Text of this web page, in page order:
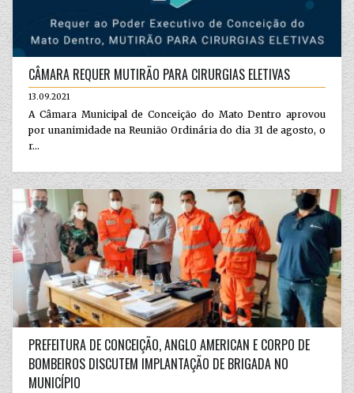
CÂMARA REQUER MUTIRÃO PARA CIRURGIAS ELETIVAS
13.09.2021
A Câmara Municipal de Conceição do Mato Dentro aprovou
por unanimidade na Reunião Ordinária do dia 31 de agosto, o
r...
PREFEITURA DE CONCEIÇÃO, ANGLO AMERICAN E CORPO DE
BOMBEIROS DISCUTEM IMPLANTAÇÃO DE BRIGADA NO
MUNICÍPIO